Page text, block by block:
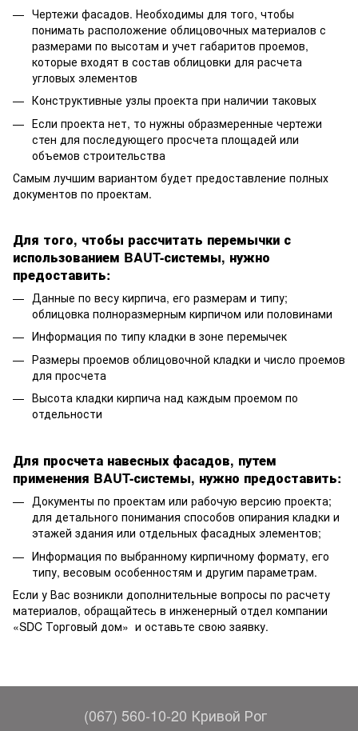
Чертежи фасадов. Необходимы для того, чтобы
понимать расположение облицовочных материалов с
размерами по высотам и учет габаритов проемов,
которые входят в состав облицовки для расчета
угловых элементов
Конструктивные узлы проекта при наличии таковых
Если проекта нет, то нужны образмеренные чертежи
стен для последующего просчета площадей или
объемов строительства
Самым лучшим вариантом будет предоставление полных
документов по проектам.
Для того, чтобы рассчитать перемычки с
использованием BAUT-системы, нужно
предоставить:
Данные по весу кирпича, его размерам и типу;
облицовка полноразмерным кирпичом или половинами
Информация по типу кладки в зоне перемычек
Размеры проемов облицовочной кладки и число проемов
для просчета
Высота кладки кирпича над каждым проемом по
отдельности
Для просчета навесных фасадов, путем
применения BAUT-системы, нужно предоставить:
Документы по проектам или рабочую версию проекта;
для детального понимания способов опирания кладки и
этажей здания или отдельных фасадных элементов;
Информация по выбранному кирпичному формату, его
типу, весовым особенностям и другим параметрам.
Если у Вас возникли дополнительные вопросы по расчету
материалов, обращайтесь в инженерный отдел компании
«SDC Торговый дом» и оставьте свою заявку.
(067) 560-10-20 Кривой Рог